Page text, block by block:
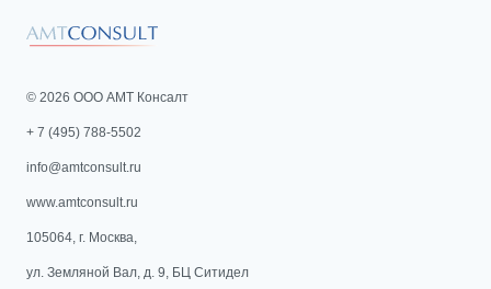
© 2026 ООО АМТ Консалт
+ 7 (495) 788-5502
info@amtconsult.ru
www.amtconsult.ru
105064, г. Москва,
ул. Земляной Вал, д. 9, БЦ Ситидел